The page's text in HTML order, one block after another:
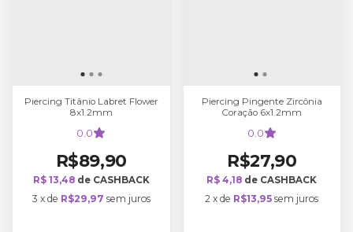
Piercing Titânio Labret Flower
8x1.2mm
0.0
R$89,90
R$ 13,48de CASHBACK
3 x de R$29,97 sem juros
Piercing Pingente Zircônia
Coração 6x1.2mm
0.0
R$27,90
R$ 4,18 de CASHBACK
2 xde R$13,95 sem juros